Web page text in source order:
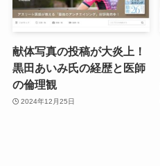
献体写真の投稿が大炎上！
黒田あいみ氏の経歴と医師
の倫理観
2024年12月25日